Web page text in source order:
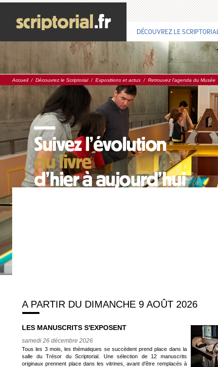
DÉCOUVREZ LE
Accueil/ Découvrez le Scriptorial/ Expositions et actus / Retrouvez l'agenda du Musée
A PARTIR DU DIMANCHE 9 AOÛT 2026
LES MANUSCRITS S'EXPOSENT
samedi 26 décembre 2026
Tous les 3 mois, les thématiques se succèdent prend place dans la
salle du Trésor du Scriptorial. Une sélection de 12 manuscrits
originaux prennent place dans les vitrines, avant d'être remplacés à